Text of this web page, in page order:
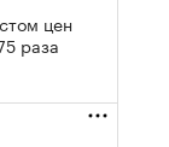
цен
раза